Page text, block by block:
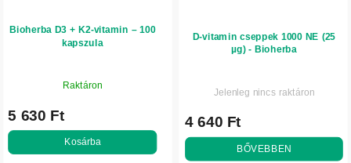
Bioherba D3 + K2-vitamin – 100
kapszula
Raktáron
5 630 Ft
Kosárba
D-vitamin cseppek 1000 NE (25
µg) - Bioherba
Jelenleg nincs raktáron
4 640 Ft
BŐVEBBEN